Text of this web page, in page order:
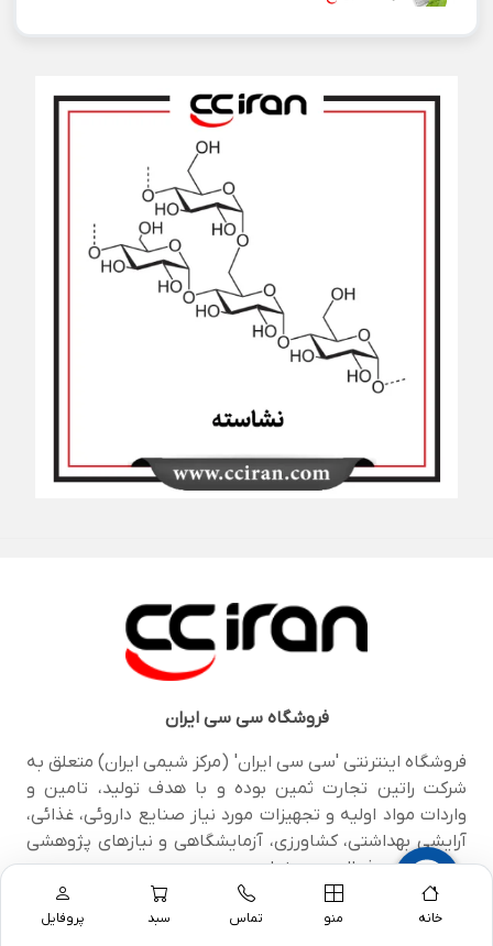
خانه منو تماس سبد پروفایل
فروشگاهسی سی ایران
فروشگاه اینترنتی 'سی سی ایران' (مرکز شیمی ایران) متعلق به
شرکت راتین تجارت ثمین بوده و با هدف تولید، تامین و
واردات مواد اولیه و تجهیزات مورد نیاز صنایع داروئی، غذائی،
آرایشی بهداشتی، کشاورزی، آزمایشگاهی و نیازهای پژوهشی
و دانشگاهی فعالیت می نماید.